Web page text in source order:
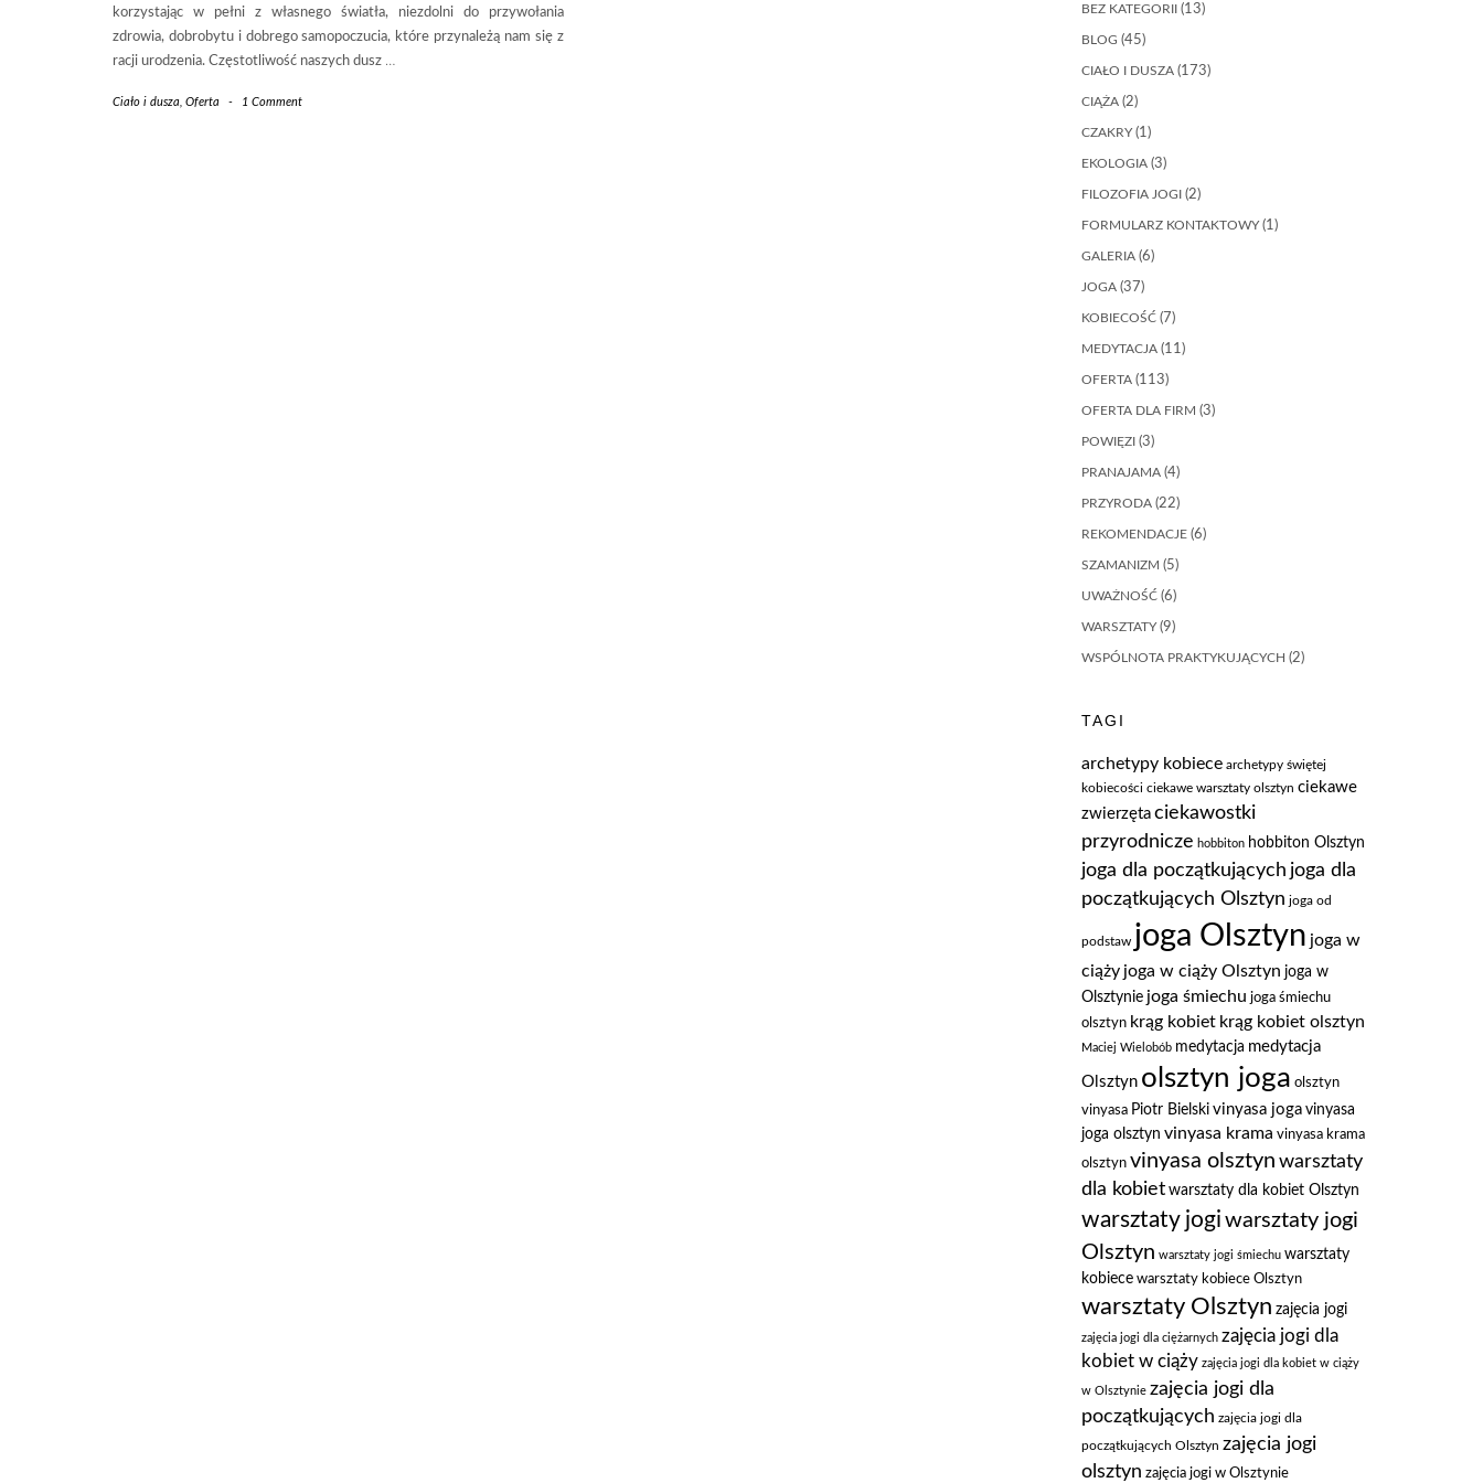
korzystając w pełni z własnego światła, niezdolni do przywołania
zdrowia, dobrobytu i dobrego samopoczucia, które przynależą nam się z
racji urodzenia. Częstotliwość naszych dusz …
Ciało i dusza Oferta - 1 Comment
BEZ KATEGORII(13)
BLOG (45)
CIAŁO I DUSZA(173)
CIĄŻA(2)
CZAKRY(1)
EKOLOGIA(3)
FILOZOFIA JOGI(2)
FORMULARZ KONTAKTOWY(1)
GALERIA(6)
JOGA(37)
KOBIECOŚĆ(7)
MEDYTACJA(11)
OFERTA(113)
OFERTA DLA FIRM (3)
POWIĘZI(3)
PRANAJAMA(4)
PRZYRODA(22)
REKOMENDACJE(6)
SZAMANIZM (5)
UWAŻNOŚĆ(6)
WARSZTATY(9)
WSPÓLNOTA PRAKTYKUJĄCYCH (2)
TAGI
archetypy kobiece archetypy świętej
kobiecości ciekawe warsztaty olsztyn ciekawe
zwierzęta ciekawostki
przyrodnicze hobbiton hobbiton Olsztyn
joga dla początkujących joga dla
początkujących Olsztyn joga od
podstaw joga Olsztyn joga w
ciąży joga w ciąży Olsztyn joga w
Olsztynie joga śmiechu joga śmiechu
olsztyn krąg kobiet krąg kobiet olsztyn
Maciej Wielobób medytacja medytacja
Olsztyn olsztyn joga olsztyn
vinyasa Piotr Bielski vinyasa joga vinyasa
joga olsztyn vinyasa krama vinyasa krama
olsztyn vinyasa olsztyn warsztaty
dla kobiet warsztaty dla kobiet Olsztyn
warsztaty jogi warsztaty jogi
Olsztyn warsztaty jogi śmiechu warsztaty
kobiece warsztaty kobiece Olsztyn
warsztaty Olsztyn zajęcia jogi
zajęcia jogi dla ciężarnych zajęcia jogi dla
kobiet w ciąży zajęcia jogi dla kobiet w ciąży
w Olsztynie zajęcia jogi dla
początkujących zajęcia jogi dla
początkujących Olsztyn zajęcia jogi
olsztyn zajęcia jogi w Olsztynie